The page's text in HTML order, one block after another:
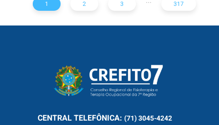
1 2 3 317
CENTRALTELEFÔNICA: (71) 3045-4242